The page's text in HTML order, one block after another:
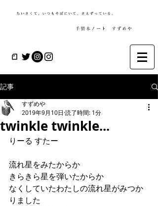
記事
twinkle twinkle...
すずめや
2019年9月10日 読了時間: 1分
りーる すたー
流れ星をみたからか
きらきら星を弾いたからか
なくしていたわたしの流れ星がみつか
りました